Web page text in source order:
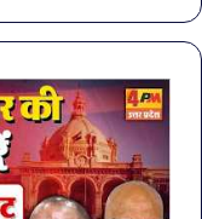
करें
ये